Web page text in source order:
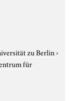
zu Berlin›
für